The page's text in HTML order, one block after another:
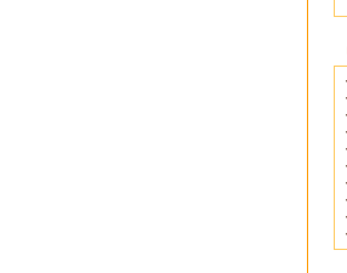
・
・
・
・
・
・
・
・
・
・